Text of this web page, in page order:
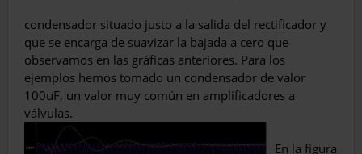
condensador situado justo a la salida del rectificador y
que se encarga de suavizar la bajada a cero que
observamos en las gráficas anteriores. Para los
ejemplos hemos tomado un condensador de valor
100uF, un valor muy común en amplificadores a
válvulas.
En la figura